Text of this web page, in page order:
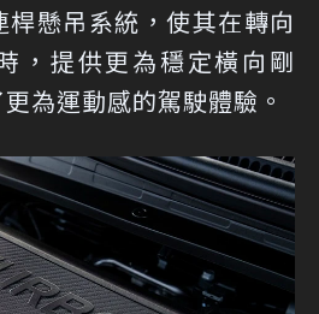
懸吊系統，使其在轉向
，提供更為穩定橫向剛
為運動感的駕駛體驗。